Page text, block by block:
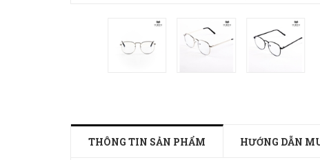
THÔNG TIN SẢN PHẨM HƯỚNG DẪN